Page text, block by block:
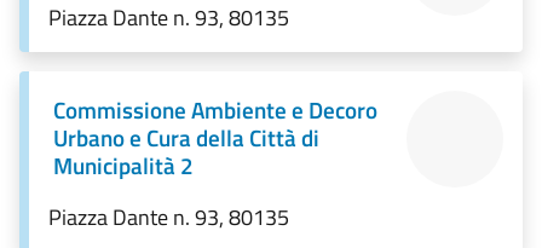
Piazza Dante n. 93, 80135
Commissione Ambiente e Decoro
Urbano e Cura della Città di
Municipalità 2
Piazza Dante n. 93, 80135